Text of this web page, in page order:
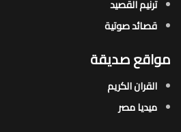
ترنيم القصيد
قصائد صوتية
مواقع صديقة
القران الكريم
ميديا مصر